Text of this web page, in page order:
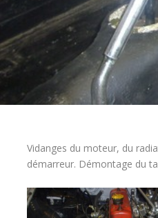
Vidanges du moteur, du
démarreur. Démontage du